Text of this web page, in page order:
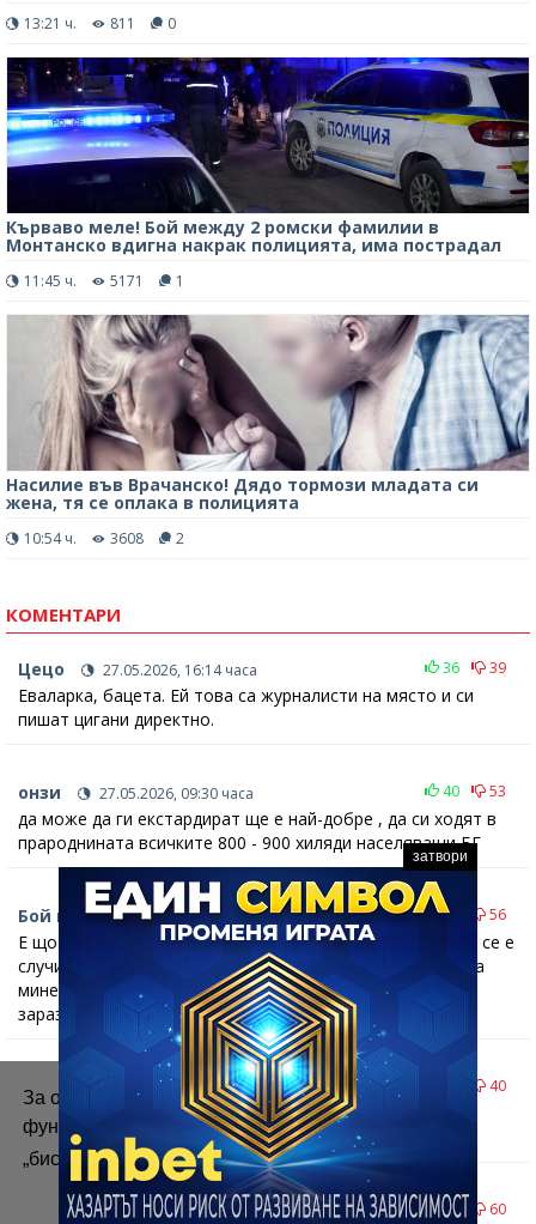
За осигуряване на правилното
функциониране на уебсайта ние използваме
„бисквитки“.
Повече информация
13:21 ч. 811 0
Кърваво меле! Бой между 2 ромски фамилии в
Монтанско вдигна накрак полицията, има пострадал
11:45 ч. 5171 1
Насилие във Врачанско! Дядо тормози младата си
жена, тя се оплака в полицията
10:54 ч. 3608 2
КОМЕНТАРИ
Цецо 27.05.2026, 16:14 часа 36 39
Еваларка, бацета. Ей това са журналисти на място и си
пишат цигани директно.
онзи 27.05.2026, 09:30 часа 40 53
да може да ги екстардират ще е най-добре , да си ходят в
прароднината всичките 800 - 900 хиляди населяващи БГ
Бой на джагалите 27.05.2026, 07:37 часа 48 56
Е що полицията трябва да съсипва хубавият бой? Това се е
случило по желание на двете фамилии. После трябва да
мине катафалката да обере мършата , за да не тръгне
зараза ...
БАЦЕ 26.05.2026, 22:12 часа 40
Оставете мангалите да се изтрепат. И без това станаа
много. Един-двама да дадат фира пак е нещо.
26.05.2026, 19:29 часа 61 60
затвори